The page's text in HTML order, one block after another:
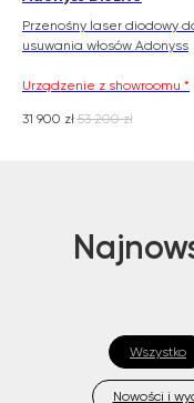
Przenośny laser diodowy
usuwania włosów Adonyss
Urządzenie z showroomu *
31 900 zł 53 200 zł
Wszystko
Nowości i
© 2026 Zemits.
01.04.2026 firma Newface
wystawiać oraz
formie